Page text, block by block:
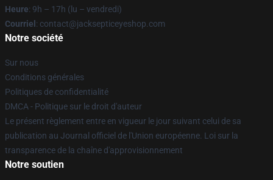
Heure: 9h – 17h (lu – vendredi)
Courriel : contact@jacksepticeyeshop.com
Notre société
Sur nous
Conditions générales
Politiques de confidentialité
DMCA - Politique sur le droit d'auteur
Le présent règlement entre en vigueur le jour suivant celui de sa
publication au Journal officiel de l'Union européenne. Loi sur la
transparence de la chaîne d'approvisionnement
Notre soutien